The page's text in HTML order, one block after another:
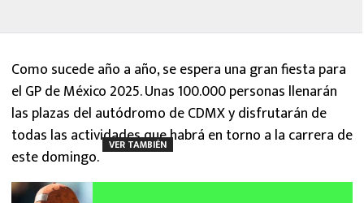
Como sucede año a año, se espera una gran fiesta para
el GP de México 2025. Unas 100.000 personas llenarán
las plazas del autódromo de CDMX y disfrutarán de
todas las actividades que habrá en torno a la carrera de
este domingo.
VER TAMBIÉN